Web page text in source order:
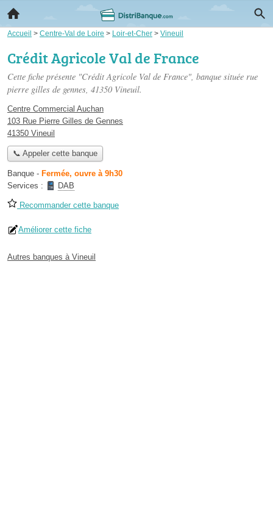
Accueil > Centre-Val de Loire > Loir-et-Cher > Vineuil
Crédit Agricole Val de France
Cette fiche présente "Crédit Agricole Val de France", banque située rue
pierre gilles de gennes, 41350 Vineuil.
Centre Commercial Auchan
103 Rue Pierre Gilles de Gennes
41350 Vineuil
📞 Appeler cette banque
Banque - Fermée, ouvre à 9h30
Services :
DAB
Recommander cette banque
Améliorer cette fiche
Autres banques à Vineuil